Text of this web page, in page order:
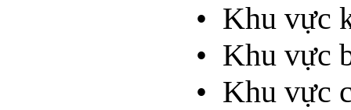
• Khu vực
• Khu vực
• Khu vực